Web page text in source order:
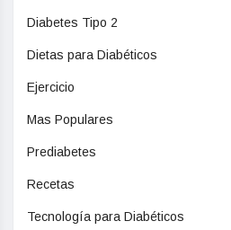
Diabetes Tipo 2
Dietas para Diabéticos
Ejercicio
Mas Populares
Prediabetes
Recetas
Tecnología para Diabéticos